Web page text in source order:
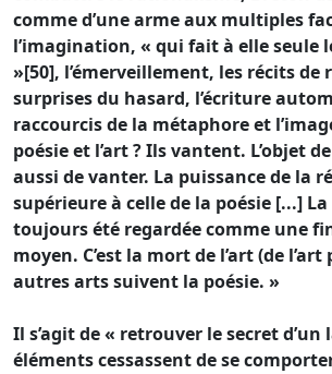
comme d’une arme aux multiples
l’imagination, « qui fait à elle seule
»[50], l’émerveillement, les récits de
surprises du hasard, l’écriture
raccourcis de la métaphore et
poésie et l’art ? Ils vantent. L’objet
aussi de vanter. La puissance de la
supérieure à celle de la poésie [...] La
toujours été regardée comme une
moyen. C’est la mort de l’art (de l’art
autres arts suivent la poésie. »
Il s’agit de « retrouver le secret
éléments cessassent de se